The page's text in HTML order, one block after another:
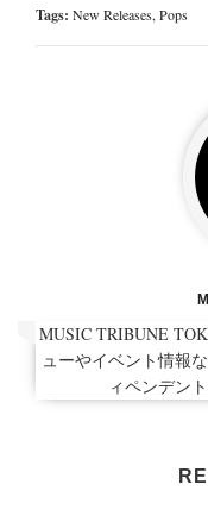
Tags: New Releases,Pops
MUSIC TRIBUNE
ューやイベント情報
ィペンデン